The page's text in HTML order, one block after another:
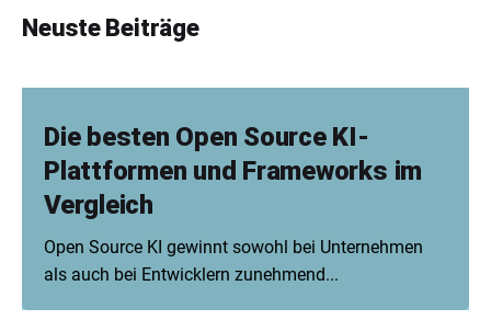
Neuste Beiträge
Die besten Open Source KI-
Plattformen und Frameworks im
Vergleich
Open Source KI gewinnt sowohl bei Unternehmen
als auch bei Entwicklern zunehmend...